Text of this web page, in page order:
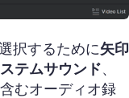
択するために矢印
テムサウンド、
むオーディオ録